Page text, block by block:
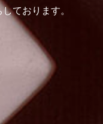
ております。